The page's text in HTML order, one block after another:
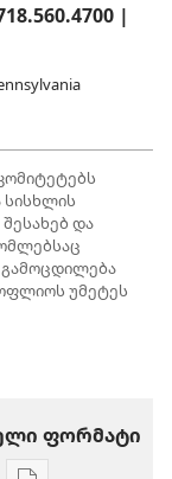
|
სისხლის
და
გამოცდილება
უმეტეს
ფორმატი